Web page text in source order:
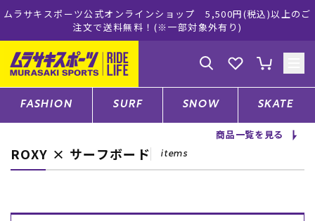
ムラサキスポーツ公式オンラインショップ 5,500円(税込)以上のご
注文で送料無料！(※一部対象外有り)
ゲスト様
ログイン 会員登録
店舗一覧
CATEGORY
FASHION SURF SNOW SKATE
商品一覧を見る
ROXY × サーフボード items